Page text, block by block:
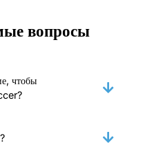
вопросы
чтобы